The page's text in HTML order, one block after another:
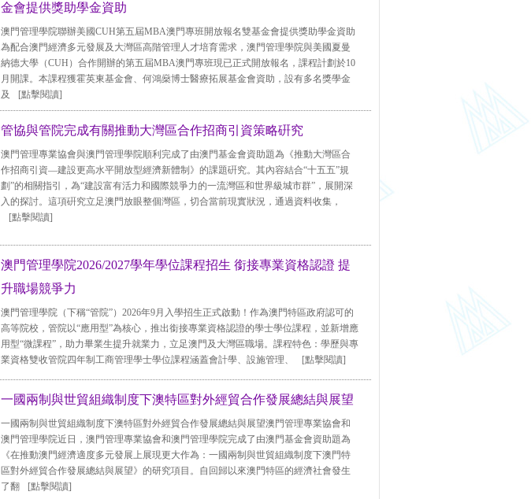
金會提供獎助學金資助
澳門管理學院聯辦美國CUH第五屆MBA澳門專班開放報名雙基金會提供獎助學金資助
為配合澳門經濟多元發展及大灣區高階管理人才培育需求，澳門管理學院與美國夏曼
納德大學（CUH）合作開辦的第五屆MBA澳門專班現已正式開放報名，課程計劃於10
月開課。本課程獲霍英東基金會、何鴻燊博士醫療拓展基金會資助，設有多名獎學金
及
[點擊閱讀]
管協與管院完成有關推動大灣區合作招商引資策略硏究
澳門管理專業協會與澳門管理學院順利完成了由澳門基金會資助題為《推動大灣區合
作招商引資—建設更高水平開放型經濟新體制》的課題硏究。其內容結合“十五五”規
劃”的相關指引，為“建設富有活力和國際競爭力的一流灣區和世界級城市群”，展開深
入的探討。這項硏究立足澳門放眼整個灣區，切合當前現實狀況，通過資料收集，
[點擊閱讀]
澳門管理學院2026/2027學年學位課程招生 銜接專業資格認證 提
升職場競爭力
澳門管理學院（下稱“管院”）2026年9月入學招生正式啟動！作為澳門特區政府認可的
高等院校，管院以“應用型”為核心，推出銜接專業資格認證的學士學位課程，並新增應
用型“微課程”，助力畢業生提升就業力，立足澳門及大灣區職場。課程特色：學歷與專
業資格雙收管院四年制工商管理學士學位課程涵蓋會計學、設施管理、
[點擊閱讀]
一國兩制與世貿組織制度下澳特區對外經貿合作發展總結與展望
一國兩制與世貿組織制度下澳特區對外經貿合作發展總結與展望澳門管理專業協會和
澳門管理學院近日，澳門管理專業協會和澳門管理學院完成了由澳門基金會資助題為
《在推動澳門經濟適度多元發展上展現更大作為：一國兩制與世貿組織制度下澳門特
區對外經貿合作發展總結與展望》的研究項目。自回歸以來澳門特區的經濟社會發生
了翻
[點擊閱讀]